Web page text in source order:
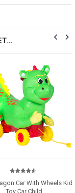
of 5Car With Wheels Kid
Toy Car Child